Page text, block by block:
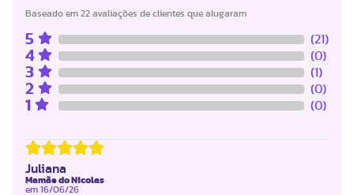
Baseado em 22 avaliações de clientes que alugaram
5 (21)
4 (0)
3 (1)
2 (0)
1 (0)
Juliana
Mamãe do Nicolas
em 16/06/26